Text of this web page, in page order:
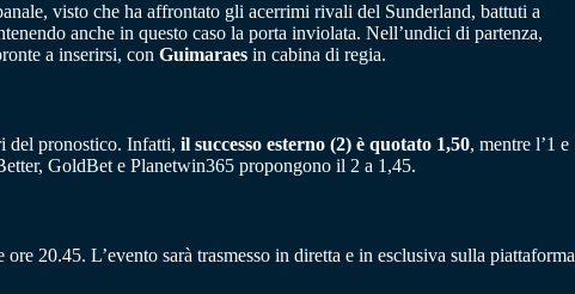
visto che ha affrontato gli acerrimi rivali del Sunderland, battuti a
anche in questo caso la porta inviolata. Nell’undici di partenza,
a inserirsi, con Guimaraes in cabina di regia.
del pronostico. Infatti, il successo esterno (2) è quotato 1,50, mentre l’1 e
GoldBet e Planetwin365 propongono il 2 a 1,45.
20.45. L’evento sarà trasmesso in diretta e in esclusiva sulla piattaforma